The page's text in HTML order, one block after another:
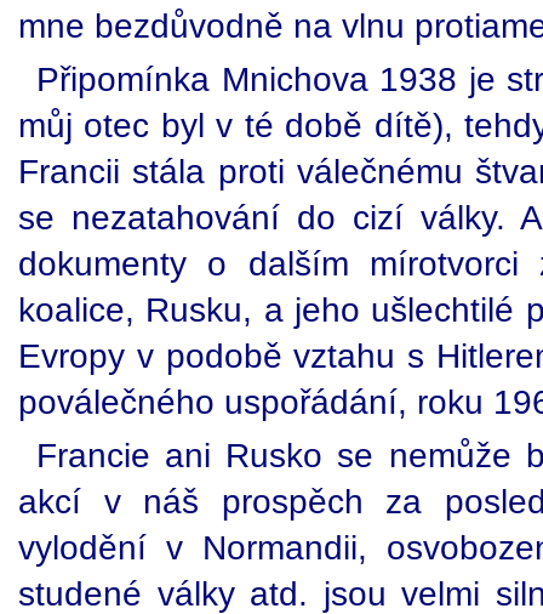
mne bezdůvodně na vlnu
Připomínka Mnichova 1938 je
můj otec byl v té době dítě),
Francii stála proti válečnému
se nezatahování do cizí války.
dokumenty o dalším mírotvorci
koalice, Rusku, a jeho ušlechtilé
Evropy v podobě vztahu s
poválečného uspořádání, roku
Francie ani Rusko se nemůže
akcí v náš prospěch za
vylodění v Normandii,
studené války atd. jsou velmi